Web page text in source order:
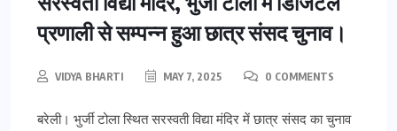
प्रणाली से सम्पन्न हुआ छात्र संसद चुनाव।
VIDYA BHARTI MAY 7, 2025 0 COMMENTS
बरेली। भुर्जी टोला स्थित सरस्वती विद्या मंदिर में छात्र संसद का चुनाव